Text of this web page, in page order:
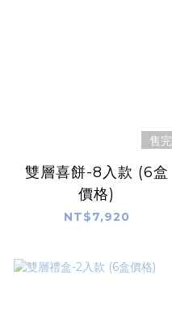
售完
雙層喜餅-8入款 (6盒
價格)
NT$7,920